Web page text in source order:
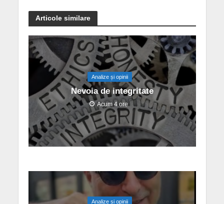
Articole similare
Analize și opinii
Nevoia de integritate
Acum 4 ore
Analize și opinii